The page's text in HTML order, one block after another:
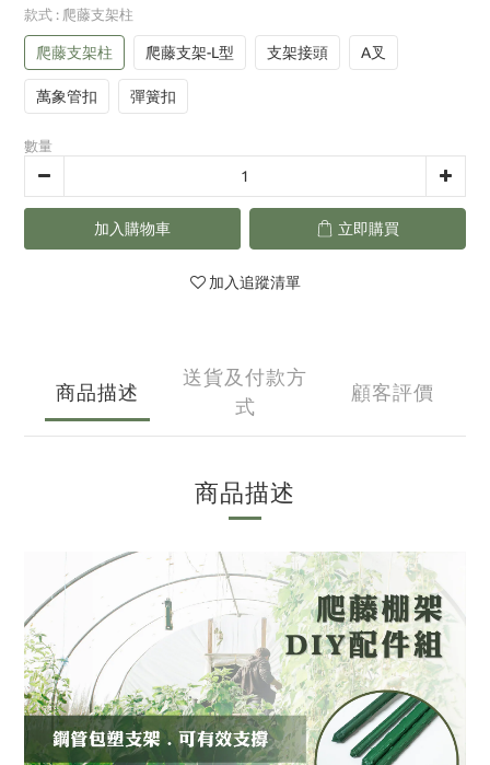
款式 : 爬藤支架柱
爬藤支架柱 爬藤支架-L型 支架接頭 A叉
萬象管扣 彈簧扣
數量
加入購物車 立即購買
加入追蹤清單
商品描述
送貨及付款方
式
顧客評價
商品描述